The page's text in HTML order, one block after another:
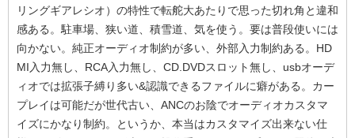
リングギアレシオ）の特性で転舵大あたりで思った切れ角と違和
感ある。駐車場、狭い道、積雪道、気を使う。要は普段使いには
向かない。純正オーディオ制約が多い、外部入力制約ある。HD
MI入力無し、RCA入力無し、CD.DVDスロット無し、usbオーデ
ィオでは拡張子縛り多い&認識できるファイルに癖がある。カー
プレイは可能だが世代古い、ANCのお陰でオーディオカスタマ
イズにかなり制約。というか、本当はカスタマイズ出来ない仕